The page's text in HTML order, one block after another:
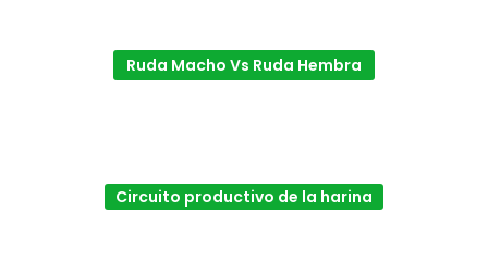
Ruda Macho Vs Ruda Hembra
Circuito productivo de la harina